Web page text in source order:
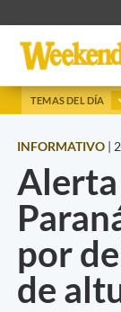
TEMAS DEL DÍA
INFORMATIVO |
Alerta
por
de